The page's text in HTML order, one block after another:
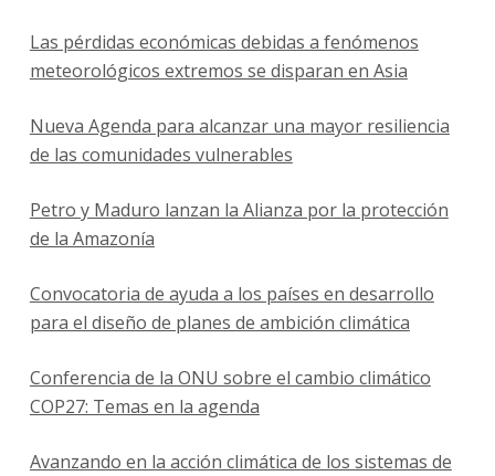
Las pérdidas económicas debidas a fenómenos
meteorológicos extremos se disparan en Asia
Nueva Agenda para alcanzar una mayor resiliencia
de las comunidades vulnerables
Petro y Maduro lanzan la Alianza por la protección
de la Amazonía
Convocatoria de ayuda a los países en desarrollo
para el diseño de planes de ambición climática
Conferencia de la ONU sobre el cambio climático
COP27: Temas en la agenda
Avanzando en la acción climática de los sistemas de